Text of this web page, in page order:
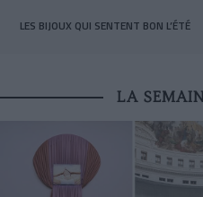
LES BIJOUX QUI SENTENT BON L’ÉTÉ
LA